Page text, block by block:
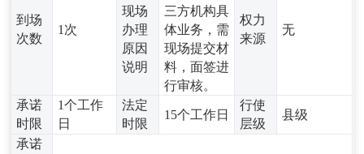
到场
次数
1次
现场
办理
原因
说明
三方机构具
体业务，需
现场提交材
料，面签进
行审核。
权力
来源
无
承诺
时限
1个工作
日
法定
时限
15个工作日
行使
层级
县级
承诺